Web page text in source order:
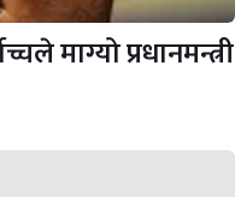
माग्यो प्रधानमन्त्री